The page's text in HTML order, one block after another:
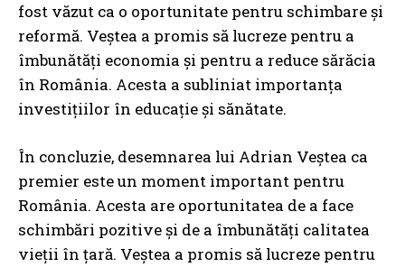
fost văzut ca o oportunitate pentru schimbare și
reformă. Veștea a promis să lucreze pentru a
îmbunătăți economia și pentru a reduce sărăcia
în România. Acesta a subliniat importanța
investițiilor în educație și sănătate.
În concluzie, desemnarea lui Adrian Veștea ca
premier este un moment important pentru
România. Acesta are oportunitatea de a face
schimbări pozitive și de a îmbunătăți calitatea
vieții în țară. Veștea a promis să lucreze pentru